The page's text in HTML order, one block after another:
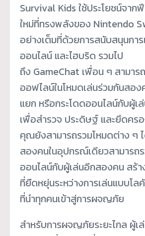
Survival Kids ใช้ประโยชน์จากฟี
ใหม่ที่ทรงพลังของ Nintendo
อย่างเต็มที่ด้วยการสนับสนุนกา
ออนไลน์ และไฮบริด รวมไป
ถึง GameChat เพื่อน ๆ สามาร
ออฟไลน์ในโหมดเล่นร่วมกันสอ
แยก หรือกระโดดออนไลน์กับผู้เ
เพื่อสำรวจ ประดิษฐ์ และยึดครอ
คุณยังสามารถรวมโหมดต่าง ๆ
สองคนในอุปกรณ์เดียวสามารถ
ออนไลน์กับผู้เล่นอีกสองคน สร้
ที่ยืดหยุ่นระหว่างการเล่นแบบโลคั
ที่นำทุกคนเข้าสู่การผจญภัย
สำหรับการผจญภัยระยะไกล ผู้เ